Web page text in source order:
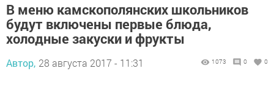
В меню камскополянских школьников
будут включены первые блюда,
холодные закуски и фрукты
Автор, 28 августа 2017 - 11:31 1073 0 0